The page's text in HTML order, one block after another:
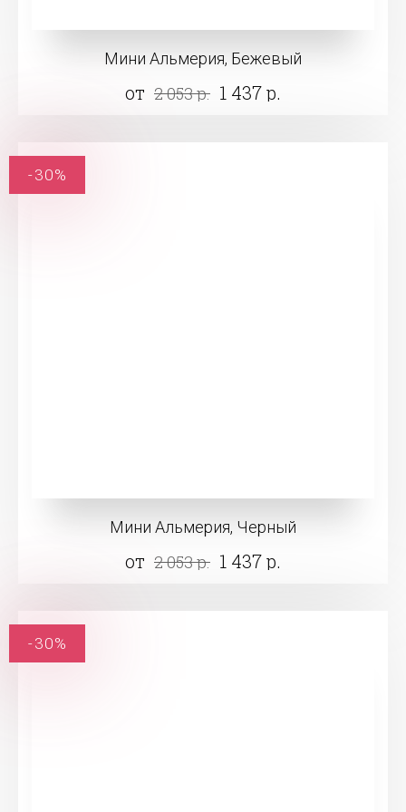
Мини Альмерия, Бежевый
от 2 053 р. 1 437 р.
Мини Альмерия, Черный
от 2 053 р. 1 437 р.
-30%
-30%